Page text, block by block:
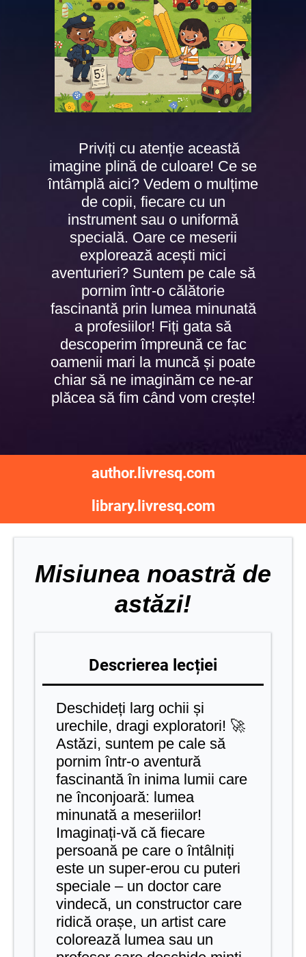
Priviți cu atenție această
imagine plină de culoare! Ce se
întâmplă aici? Vedem o mulțime
de copii, fiecare cu un
instrument sau o uniformă
specială. Oare ce meserii
explorează acești mici
aventurieri? Suntem pe cale să
pornim într-o călătorie
fascinantă prin lumea minunată
a profesiilor! Fiți gata să
descoperim împreună ce fac
oamenii mari la muncă și poate
chiar să ne imaginăm ce ne-ar
plăcea să fim când vom crește!
author.livresq.com
library.livresq.com
Misiunea noastră de
astăzi!
Descrierea lecției
Deschideți larg ochii și
urechile, dragi exploratori! 🚀
Astăzi, suntem pe cale să
pornim într-o aventură
fascinantă în inima lumii care
ne înconjoară: lumea
minunată a meseriilor!
Imaginați-vă că fiecare
persoană pe care o întâlniți
este un super-erou cu puteri
speciale – un doctor care
vindecă, un constructor care
ridică orașe, un artist care
colorează lumea sau un